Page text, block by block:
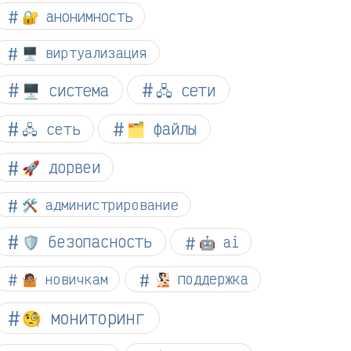
🔐 анонимность
🖥️ виртуализация
🖥️ система 🖧 сети
🖧 сеть 🗂️ файлы
🚀 дорвеи
🛠️ администрирование
🛡️ безопасность 🤖 ai
🤷🏽 новичкам 🧏🏻 поддержка
🧐 мониторинг